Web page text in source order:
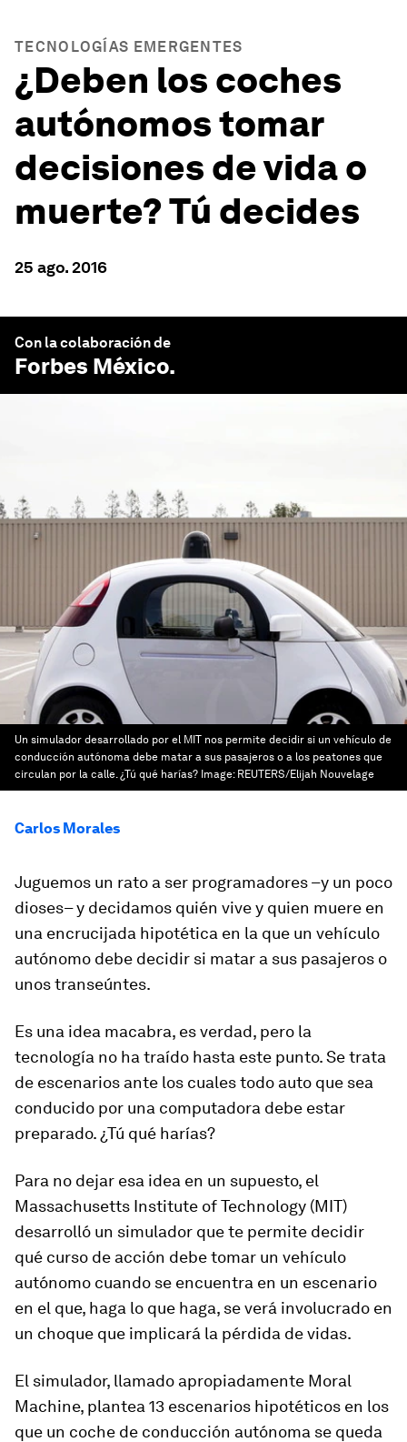
TECNOLOGÍAS EMERGENTES
¿Deben los coches
autónomos tomar
decisiones de vida o
muerte? Tú decides
25 ago. 2016
Con la colaboración de
Forbes México.
Un simulador desarrollado por el MIT nos permite decidir si un vehículo de
conducción autónoma debe matar a sus pasajeros o a los peatones que
circulan por la calle. ¿Tú qué harías? Image: REUTERS/Elijah Nouvelage
Carlos Morales
Juguemos un rato a ser programadores –y un poco
dioses– y decidamos quién vive y quien muere en
una encrucijada hipotética en la que un vehículo
autónomo debe decidir si matar a sus pasajeros o
unos transeúntes.
Es una idea macabra, es verdad, pero la
tecnología no ha traído hasta este punto. Se trata
de escenarios ante los cuales todo auto que sea
conducido por una computadora debe estar
preparado. ¿Tú qué harías?
Para no dejar esa idea en un supuesto, el
Massachusetts Institute of Technology (MIT)
desarrolló un simulador que te permite decidir
qué curso de acción debe tomar un vehículo
autónomo cuando se encuentra en un escenario
en el que, haga lo que haga, se verá involucrado en
un choque que implicará la pérdida de vidas.
El simulador, llamado apropiadamente Moral
Machine, plantea 13 escenarios hipotéticos en los
que un coche de conducción autónoma se queda